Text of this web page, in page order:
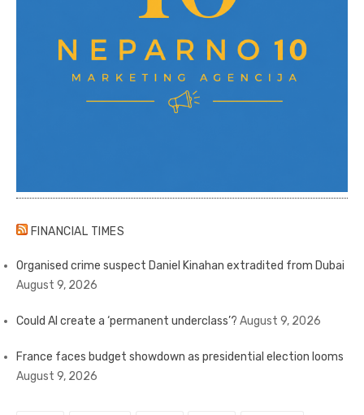
FINANCIAL TIMES
Organised crime suspect Daniel Kinahan extradited from Dubai
August 9, 2026
Could AI create a ‘permanent underclass’? August 9, 2026
France faces budget showdown as presidential election looms
August 9, 2026